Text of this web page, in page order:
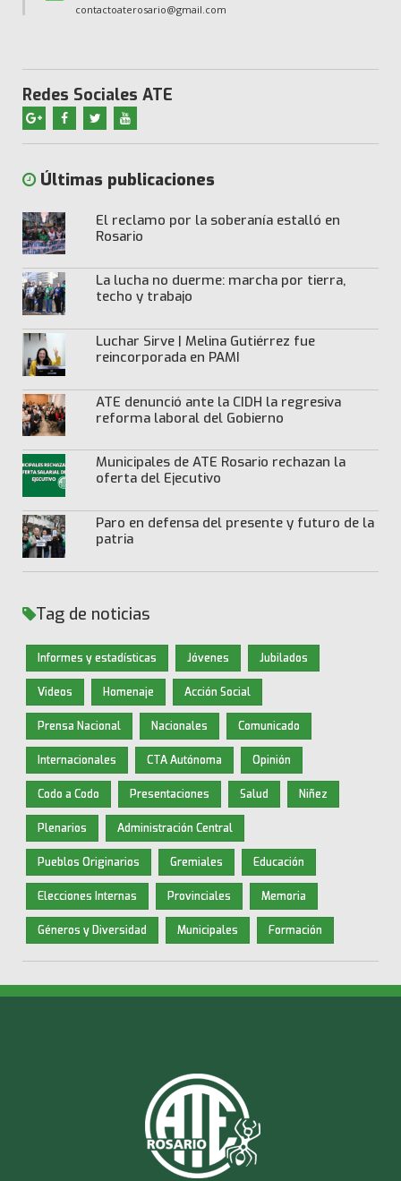
contactoaterosario@gmail.com
Redes Sociales ATE
Últimas publicaciones
El reclamo por la soberanía estalló en
Rosario
La lucha no duerme: marcha por tierra,
techo y trabajo
Luchar Sirve | Melina Gutiérrez fue
reincorporada en PAMI
ATE denunció ante la CIDH la regresiva
reforma laboral del Gobierno
Municipales de ATE Rosario rechazan la
oferta del Ejecutivo
Paro en defensa del presente y futuro de la
patria
Tag de noticias
Informes y estadísticas Jóvenes Jubilados
Videos Homenaje Acción Social
Prensa Nacional Nacionales Comunicado
Internacionales CTA Autónoma Opinión
Codo a Codo Presentaciones Salud Niñez
Plenarios Administración Central
Pueblos Originarios Gremiales Educación
Elecciones Internas Provinciales Memoria
Géneros y Diversidad Municipales Formación